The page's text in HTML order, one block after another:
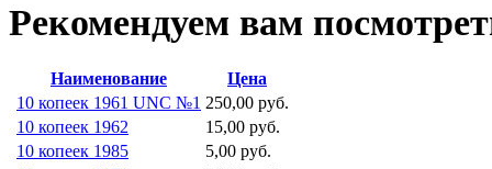
Рекомендуем вам
Наименование
Цена
10 копеек 1961 UNC №1 250,00 руб.
10 копеек 1962
15,00 руб.
10 копеек 1985
5,00 руб.